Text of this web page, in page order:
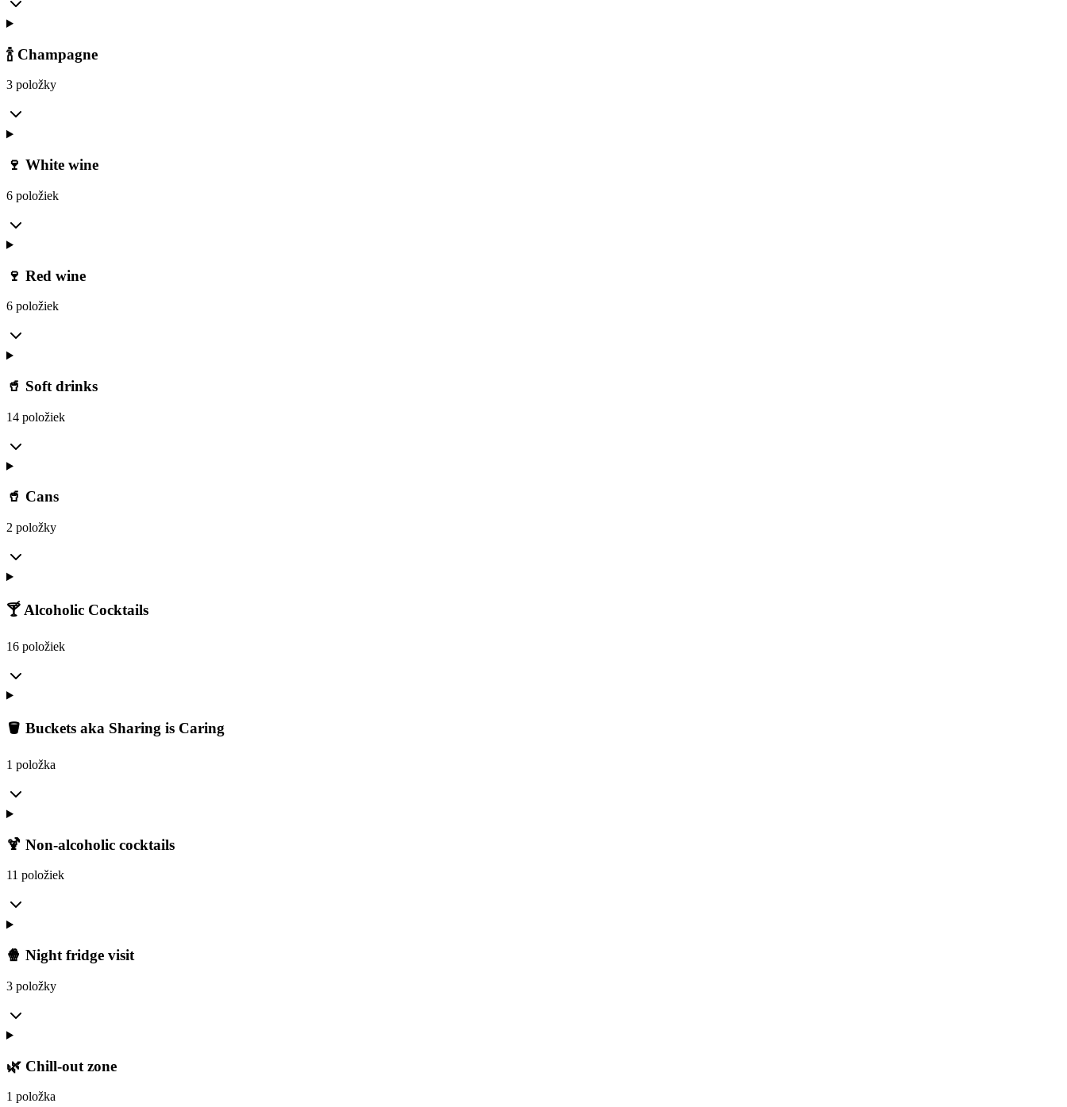
🍾 Champagne
3 položky
🍷 White wine
6 položiek
🍷 Red wine
6 položiek
🥤 Soft drinks
14 položiek
🥤 Cans
2 položky
🍸 Alcoholic Cocktails
16 položiek
🪣 Buckets aka Sharing is Caring
1 položka
🍹 Non-alcoholic cocktails
11 položiek
🍿 Night fridge visit
3 položky
🌿 Chill-out zone
1 položka